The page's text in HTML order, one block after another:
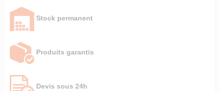
Stock permanent
Produits garantis
Devis sous 24h